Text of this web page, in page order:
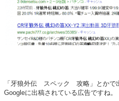
「牙狼外伝 スペック 攻略」とかで
Googleに出稿されている広告ですね。